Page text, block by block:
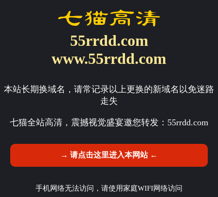
55rrdd.com
www.55rrdd.com
本站长期换域名，请常记录以上更换的新域名以免迷路
走失
七猫全站高清，震撼视觉盛宴邀您转发： 55rrdd.com
→ 请点击这里进入本网站 ←
手机网络无法访问，请使用家庭WIFI网络访问